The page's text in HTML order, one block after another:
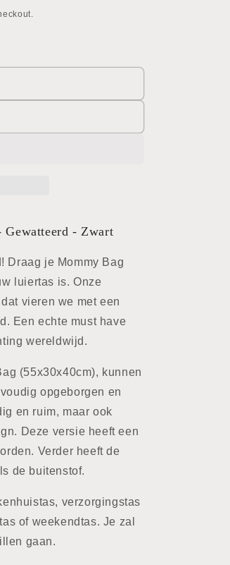
Gewatteerd - Zwart
Draag je Mommy Bag
luiertas is. Onze
vieren we met een
Een echte must have
wereldwijd.
(55x30x40cm), kunnen
opgeborgen en
en ruim, maar ook
Deze versie heeft een
Verder heeft de
de buitenstof.
verzorgingstas
of weekendtas. Je zal
gaan.